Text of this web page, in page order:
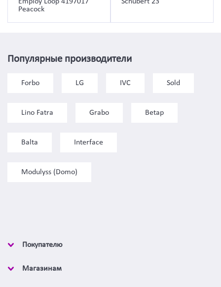
Peacock
Популярные производители
Forbo LG IVC Sold
Lino Fatra Grabo Betap
Balta Interface
Modulyss (Domo)
Покупателю
Магазинам